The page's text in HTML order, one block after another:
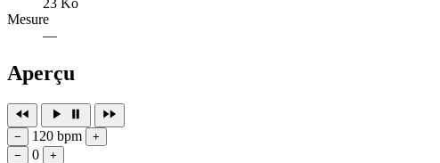
Mesure
—
Aperçu
− 120 bpm
+
−
0 +